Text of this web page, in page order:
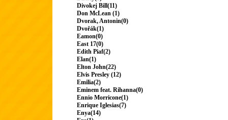
Divokej Bill(11)
Don McLean (1)
Dvorak, Antonin(0)
Dvořák(1)
Eamon(0)
East 17(0)
Edith Piaf(2)
Elan(1)
Elton John(22)
Elvis Presley (12)
Emilia(2)
Eminem feat. Rihanna(0)
Ennio Morricone(1)
Enrique Iglesias(7)
Enya(14)